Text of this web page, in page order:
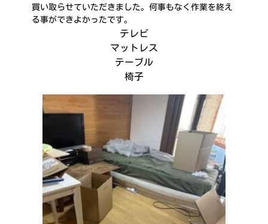
買い取らせていただきました。何事もなく作業を終え
る事ができよかったです。
テレビ
マットレス
テーブル
椅子